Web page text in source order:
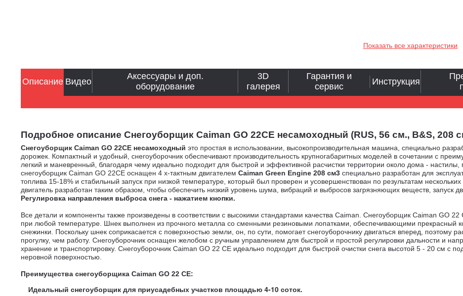
Показать все характеристики
Подробное описание Снегоуборщик Caiman GO 22CE несамоходный (RUS, 56 см., B&S, 208
Снегоуборщик Caiman GO 22CE несамоходный это простая в использовании, высокопроизводительная машина, специально
дорожек. Компактный и удобный, снегоуборочник обеспечивают производительность крупногабаритных моделей в сочетании с
легкий и маневренный, благодаря чему идеально подходит для быстрой и эффективной расчистки территории около дома -
снегоуборщик Caiman GO 22CE оснащен 4 х-тактным двигателем Caiman Green Engine 208 см3 специально разработан для
топлива 15-18% и стабильный запуск при низкой температуре, который был проверен и усовершенствован по результатам
двигатель разработан таким образом, чтобы обеспечить низкий уровень шума, вибраций и выбросов загрязняющих веществ, запуск
Регулировка направления выброса снега - нажатием кнопки.
Все детали и компоненты также произведены в соответствии с высокими стандартами качества Caiman. Снегоуборщик Caiman GO
при любой температуре. Шнек выполнен из прочного металла со сменными резиновыми лопатками, обеспечивающими прекрасный
снежинки. Поскольку шнек соприкасается с поверхностью земли, он, по сути, помогает снегоуборочнику двигаться вперед, поэтому
прогулку, чем работу. Снегоуборочник оснащен желобом с ручным управлением для быстрой и простой регулировки дальности и
хранение и транспортировку. Снегоуборочник Caiman GO 22 CE идеально подходит для быстрой очистки снега высотой 5 - 20 см с
неровной поверхностью.
Преимущества снегоуборщика Caiman GO 22 CE:
Идеальный снегоуборщик для приусадебных участков площадью 4-10 соток.
Описание Видео
Аксессуары и доп.
оборудование
3D
галерея
Гарантия и
сервис
Инструкция